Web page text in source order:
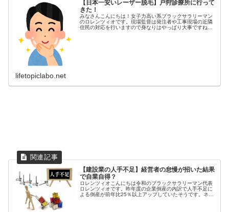
【日本一安いレーザー脱毛】戸狩診療所に行って
きた！
みなさんこんにちは！女子力高い系ブラックサラリーマン
のロレンツィオです。現場監督は発注者や工事現場の近隣
住民の対応を行いますので身なりはやっぱり大事ですね。
lifetopiclabo.net
【建設業の人手不足】経営者の怠慢が招いた結果
で自業自得？
ロレンツィオこんにちは令和のブラックサラリーマン代表
ロレンツィオです。昨年度の企業倒産の内訳で人手不足に
よる倒産が前年比25％以上アップしていたそうです。ネッ